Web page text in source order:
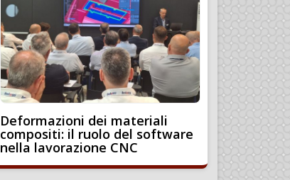
Deformazioni dei materiali
compositi: il ruolo del software
nella lavorazione CNC